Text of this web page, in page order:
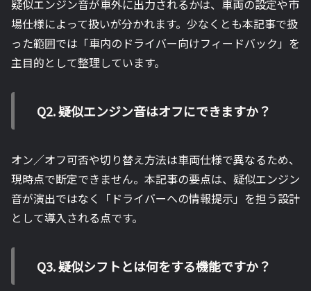
疑似エンジン音が車外に出力されるかは、車両の設定や市
場仕様によって扱いが分かれます。少なくとも本記事で扱
った範囲では「車内のドライバー向けフィードバック」を
主目的として整理しています。
Q2. 疑似エンジン音はオフにできますか？
オン／オフ可否や切り替え方法は車両仕様で異なるため、
現時点で断定できません。本記事の要点は、疑似エンジン
音が演出ではなく「ドライバーへの情報提示」を担う設計
として導入される点です。
Q3. 疑似シフトとは何をする機能ですか？